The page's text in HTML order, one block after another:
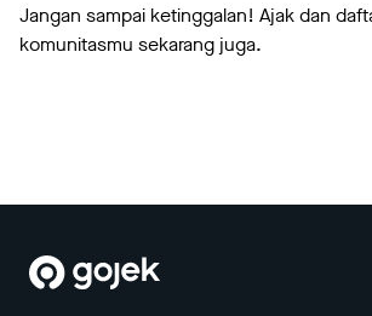
Jangan sampai ketinggalan! Ajak dan
komunitasmu sekarang juga.